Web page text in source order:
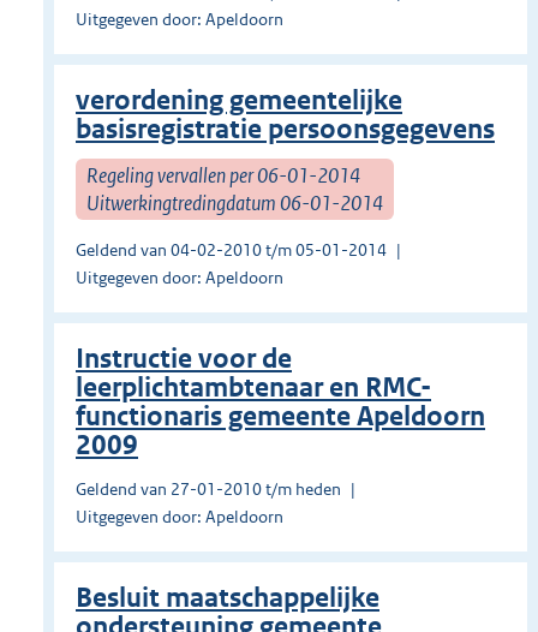
Uitgegeven door: Apeldoorn
verordening gemeentelijke
basisregistratie persoonsgegevens
Regeling vervallen per 06-01-2014
Uitwerkingtredingdatum 06-01-2014
Geldend van 04-02-2010 t/m 05-01-2014
Uitgegeven door: Apeldoorn
Instructie voor de
leerplichtambtenaar en RMC-
functionaris gemeente Apeldoorn
2009
Geldend van 27-01-2010 t/m heden
Uitgegeven door: Apeldoorn
Besluit maatschappelijke